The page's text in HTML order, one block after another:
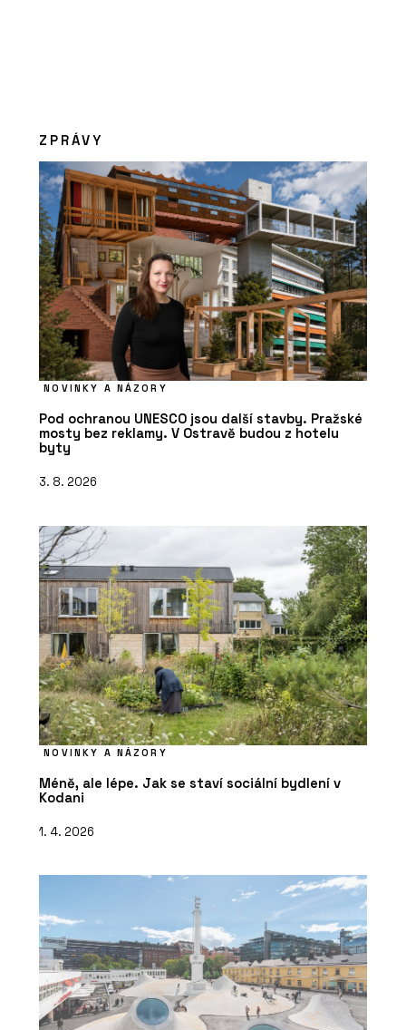
ZPRÁVY
NOVINKY A NÁZORY
Pod ochranou UNESCO jsou další stavby. Pražské
mosty bez reklamy. V Ostravě budou z hotelu
byty
3. 8. 2026
NOVINKY A NÁZORY
Méně, ale lépe. Jak se staví sociální bydlení v
Kodani
1. 4. 2026